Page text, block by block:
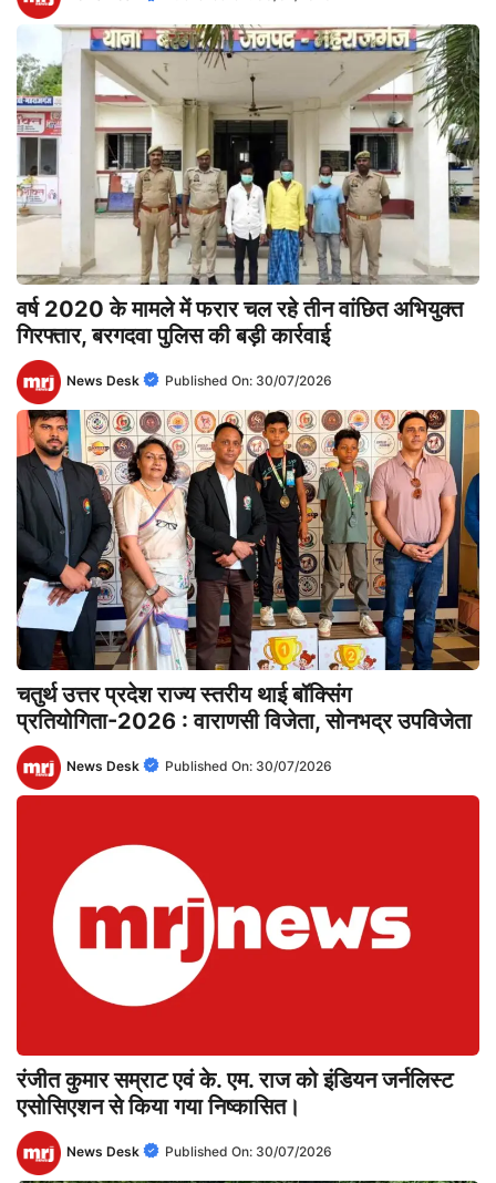
वर्ष 2020 के मामले में फरार चल रहे तीन वांछित अभियुक्त
गिरफ्तार, बरगदवा पुलिस की बड़ी कार्रवाई
News Desk Published On: 30/07/2026
चतुर्थ उत्तर प्रदेश राज्य स्तरीय थाई बॉक्सिंग
प्रतियोगिता-2026 : वाराणसी विजेता, सोनभद्र उपविजेता
News Desk Published On: 30/07/2026
रंजीत कुमार सम्राट एवं के. एम. राज को इंडियन जर्नलिस्ट
एसोसिएशन से किया गया निष्कासित।
News Desk Published On: 30/07/2026